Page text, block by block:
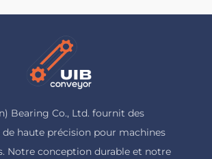
Bearing Co., Ltd. fournit des
haute précision pour machines
Notre conception durable et notre